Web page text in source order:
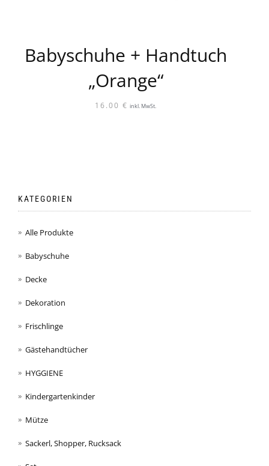
Babyschuhe + Handtuch
„Orange“
16.00 € inkl. MwSt.
KATEGORIEN
Alle Produkte
Babyschuhe
Decke
Dekoration
Frischlinge
Gästehandtücher
HYGGIENE
Kindergartenkinder
Mütze
Sackerl, Shopper, Rucksack